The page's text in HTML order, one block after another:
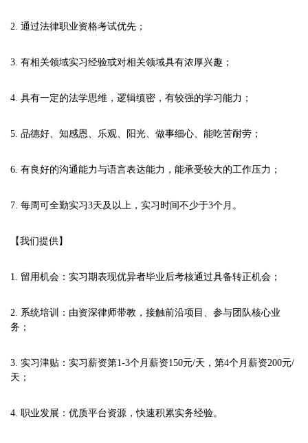
2. 通过法律职业资格考试优先；
3. 有相关领域实习经验或对相关领域具有浓厚兴趣；
4. 具有一定的法学思维，逻辑缜密，有较强的学习能力；
5. 品德好、知感恩、乐观、阳光、做事细心、能吃苦耐劳；
6. 有良好的沟通能力与语言表达能力，能承受较大的工作压力；
7. 每周可全勤实习3天及以上，实习时间不少于3个月。
【我们提供】
1. 留用机会：实习期表现优异者毕业后考核通过具备转正机会；
2. 系统培训：由资深律师带教，接触前沿项目、参与团队核心业
务；
3. 实习津贴：实习薪资第1-3个月薪资150元/天，第4个月薪资200元/
天；
4. 职业发展：优质平台资源，快速积累实务经验。